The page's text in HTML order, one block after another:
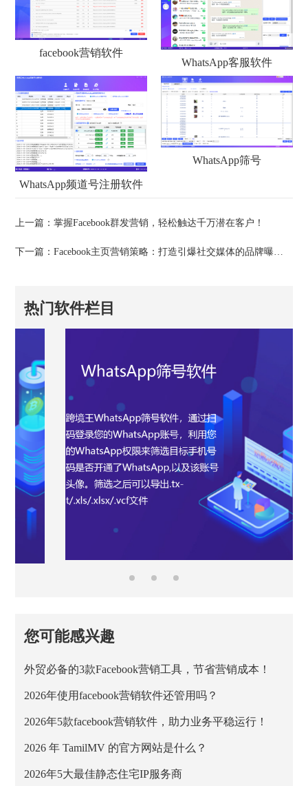
facebook营销软件
WhatsApp客服软件
WhatsApp频道号注册软件
WhatsApp筛号
上一篇：掌握Facebook群发营销，轻松触达千万潜在客户！
下一篇：Facebook主页营销策略：打造引爆社交媒体的品牌曝光！
热门软件栏目
您可能感兴趣
外贸必备的3款Facebook营销工具，节省营销成本！
2026年使用facebook营销软件还管用吗？
2026年5款facebook营销软件，助力业务平稳运行！
2026 年 TamilMV 的官方网站是什么？
2026年5大最佳静态住宅IP服务商